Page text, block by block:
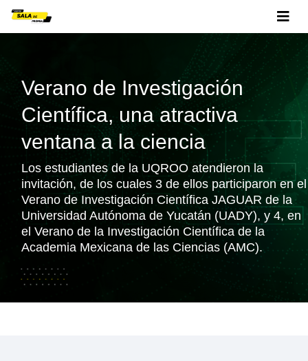
Verano de Investigación
Científica, una atractiva
ventana a la ciencia
Los estudiantes de la UQROO atendieron la
invitación, de los cuales 3 de ellos participaron en el
Verano de Investigación Científica JAGUAR de la
Universidad Autónoma de Yucatán (UADY), y 4, en
el Verano de la Investigación Científica de la
Academia Mexicana de las Ciencias (AMC).